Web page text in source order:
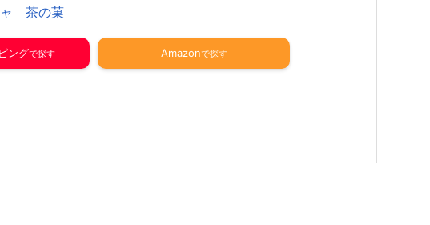
ャ 茶の菓
ング Amazon